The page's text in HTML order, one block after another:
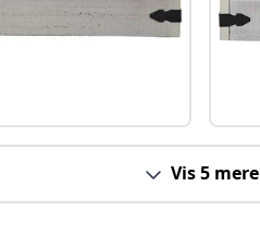
Vis 5 mere